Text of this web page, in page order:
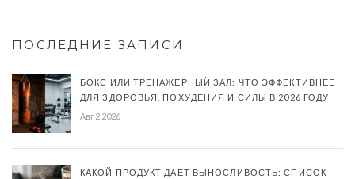
ПОСЛЕДНИЕ ЗАПИСИ
БОКС ИЛИ ТРЕНАЖЕРНЫЙ ЗАЛ: ЧТО ЭФФЕКТИВНЕЕ
ДЛЯ ЗДОРОВЬЯ, ПОХУДЕНИЯ И СИЛЫ В 2026 ГОДУ
Авг 2 2026
КАКОЙ ПРОДУКТ ДАЕТ ВЫНОСЛИВОСТЬ: СПИСОК